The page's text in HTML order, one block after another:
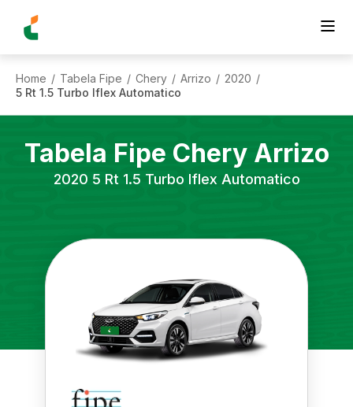
Home / Tabela Fipe / Chery / Arrizo / 2020 /
5 Rt 1.5 Turbo Iflex Automatico
Tabela Fipe Chery Arrizo
2020 5 Rt 1.5 Turbo Iflex Automatico